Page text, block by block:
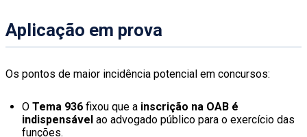
Aplicação em prova
Os pontos de maior incidência potencial em concursos:
O Tema 936 fixou que a inscrição na OAB é
indispensável ao advogado público para o exercício das
funções.